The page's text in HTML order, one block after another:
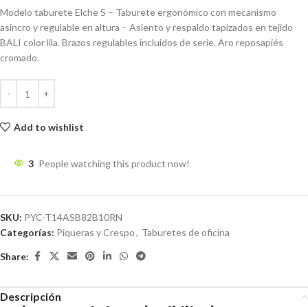
Modelo taburete Elche S – Taburete ergonómico con mecanismo
asincro y regulable en altura – Asiento y respaldo tapizados en tejido
BALI color lila. Brazos regulables incluidos de serie. Aro reposapiés
cromado.
Add to wishlist
3 People watching this product now!
SKU: PYC-T14ASB82B10RN
Categorías: Piqueras y Crespo, Taburetes de oficina
Share:
Descripción